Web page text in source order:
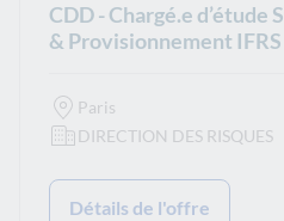
CDD - Chargé.e
& Provisionnement IFRS
Paris
DIRECTION DES RISQUES
Détails de l'offre